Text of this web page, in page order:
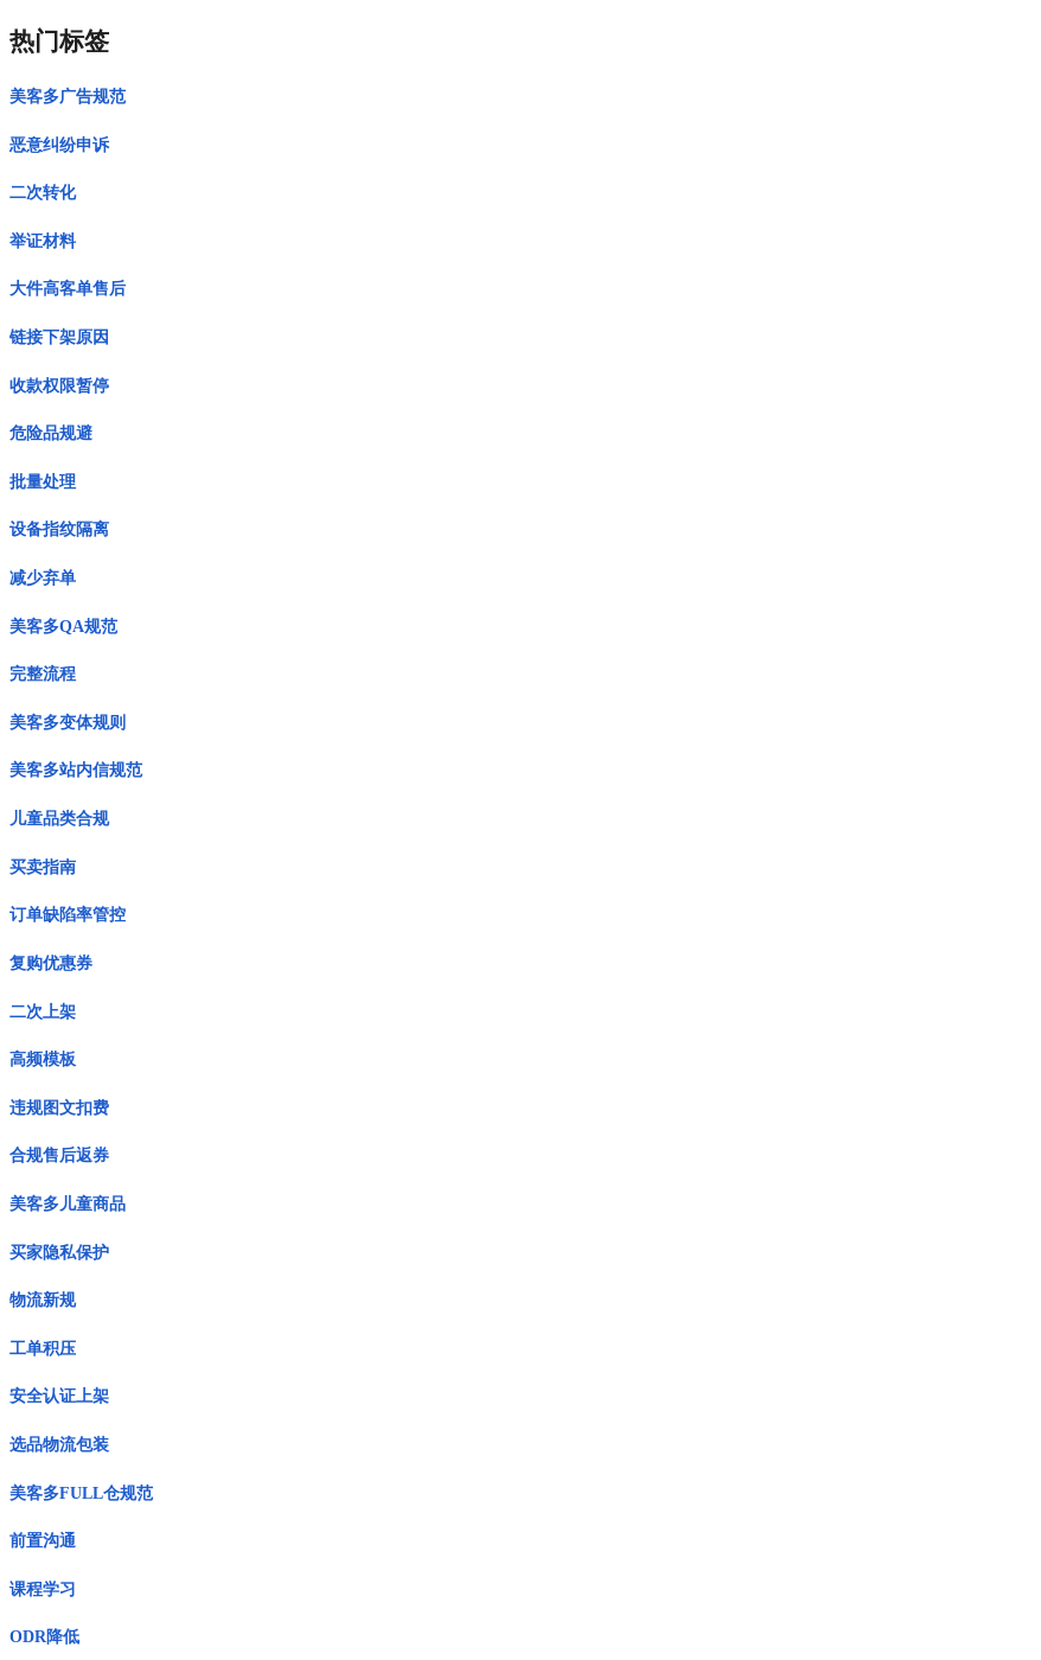
热门标签
美客多广告规范
恶意纠纷申诉
二次转化
举证材料
大件高客单售后
链接下架原因
收款权限暂停
危险品规避
批量处理
设备指纹隔离
减少弃单
美客多QA规范
完整流程
美客多变体规则
美客多站内信规范
儿童品类合规
买卖指南
订单缺陷率管控
复购优惠券
二次上架
高频模板
违规图文扣费
合规售后返券
美客多儿童商品
买家隐私保护
物流新规
工单积压
安全认证上架
选品物流包装
美客多FULL仓规范
前置沟通
课程学习
ODR降低